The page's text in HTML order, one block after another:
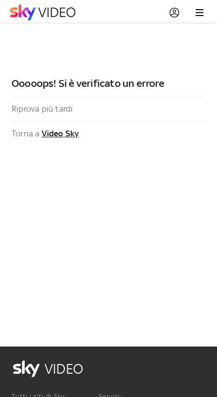
Ooooops! Si è verificato un errore
Riprova più tardi
Torna a Video Sky
VIDEO